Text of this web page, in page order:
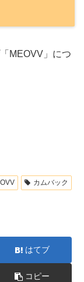
MEOVV」につ
カムバック
はてブ
コピー